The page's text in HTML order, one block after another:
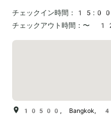
チェックイン時間：
チェックアウト時間： 〜
10500, Bangkok, 48